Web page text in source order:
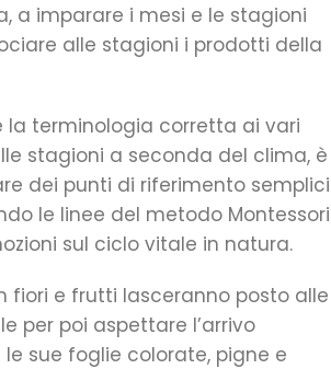
a imparare i mesi e le stagioni
alle stagioni i prodotti della
la terminologia corretta ai vari
stagioni a seconda del clima, è
dei punti di riferimento semplici
le linee del metodo Montessori
sul ciclo vitale in natura.
fiori e frutti lasceranno posto alle
per poi aspettare l’arrivo
le sue foglie colorate, pigne e